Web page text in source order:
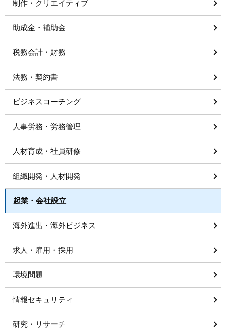
制作・クリエイティブ
助成金・補助金
税務会計・財務
法務・契約書
ビジネスコーチング
人事労務・労務管理
人材育成・社員研修
組織開発・人材開発
起業・会社設立
海外進出・海外ビジネス
求人・雇用・採用
環境問題
情報セキュリティ
研究・リサーチ